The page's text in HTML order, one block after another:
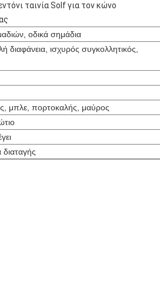
ταινία Solf για τον κώνο
οδικά σημάδια
ισχυρός συγκολλητικός,
μπλε, πορτοκαλής, μαύρος